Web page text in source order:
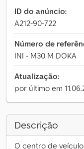
ID do anúncio:
A212-90-722
Número de
INI - M30 M DOKA
Atualização:
por último em
Descrição
O centro de